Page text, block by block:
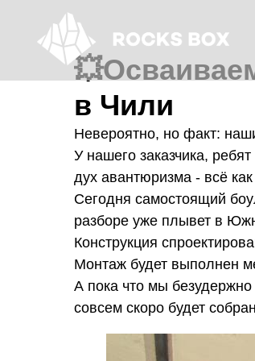
в Чили
Невероятно, но факт:
У нашего заказчика,
дух авантюризма - всё
Сегодня самостоящий
разборе уже плывет в
Конструкция
Монтаж будет выполнен
А пока что мы
совсем скоро будет